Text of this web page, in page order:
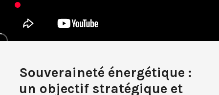
Souveraineté énergétique :
un objectif stratégique et